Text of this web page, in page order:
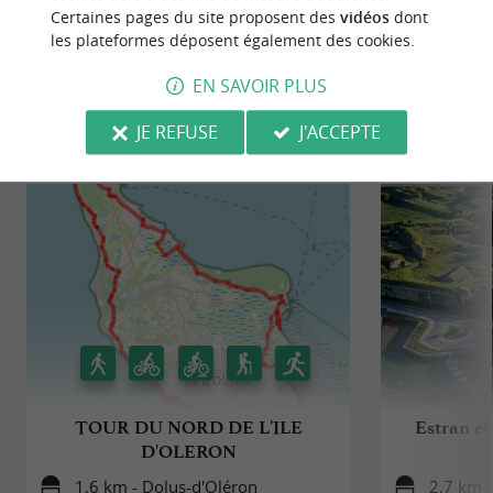
© Google 2026
BALADES À PROXIMITÉ
TOUR DU NORD DE L'ILE
D'OLERON
1,6 km - Dolus-d'Oléron
Estran
2,7 km
Certaines pages du site proposent des vidéosdont
les plateformes déposent également des cookies.
EN SAVOIR PLUS
JE REFUSE
J'ACCEPTE